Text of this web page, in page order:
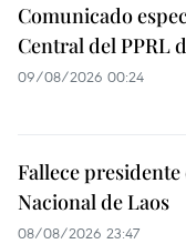
Comunicado
Central del PPRL
09/08/2026 00:24
Fallece presidente
Nacional de Laos
08/08/2026 23:47